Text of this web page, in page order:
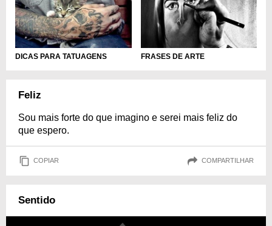
DICAS PARA TATUAGENS FRASES DE ARTE
Feliz
Sou mais forte do que imagino e serei mais feliz do
que espero.
COPIAR COMPARTILHAR
Sentido